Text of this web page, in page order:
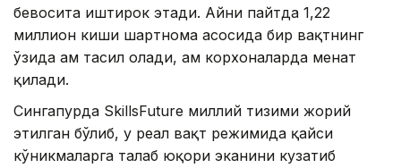
бевосита иштирок этади. Айни пайтда 1,22
миллион киши шартнома асосида бир вақтнинг
ўзида ҳам таҳсил олади, ҳам корхоналарда меҳнат
қилади.
Сингапурда SkillsFuture миллий тизими жорий
этилган бўлиб, у реал вақт режимида қайси
кўникмаларга талаб юқори эканини кузатиб